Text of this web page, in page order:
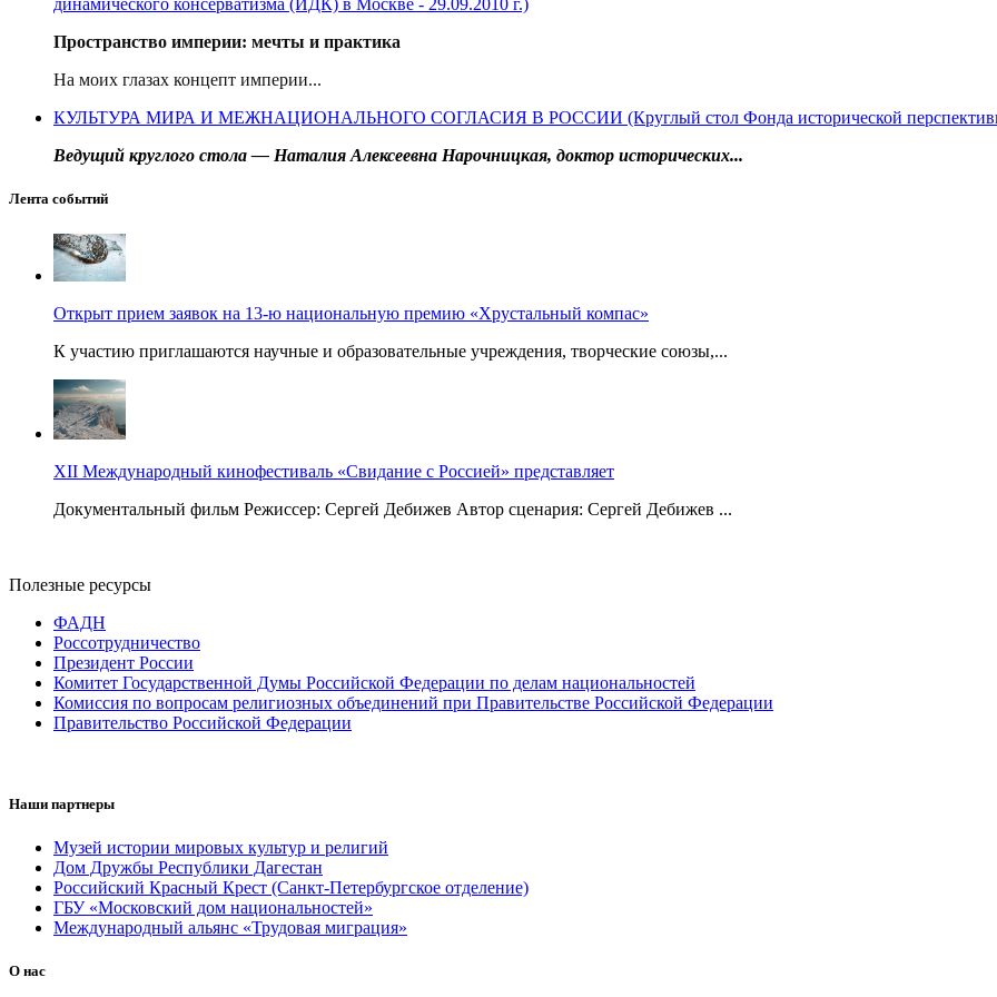
динамического консерватизма (ИДК) в Москве - 29.09.2010 г.)
Пространство империи: мечты и практика
На моих глазах концепт империи...
КУЛЬТУРА МИРА И МЕЖНАЦИОНАЛЬНОГО СОГЛАСИЯ В РОССИИ (Круглый стол Фонда исторической
Ведущий круглого стола — Наталия Алексеевна Нарочницкая, доктор исторических...
Лента событий
Открыт прием заявок на 13-ю национальную премию «Хрустальный компас»
К участию приглашаются научные и образовательные учреждения, творческие союзы,...
XII Международный кинофестиваль «Свидание с Россией» представляет
Документальный фильм Режиссер: Сергей Дебижев Автор сценария: Сергей Дебижев ...
Полезные ресурсы
ФАДН
Россотрудничество
Президент России
Комитет Государственной Думы Российской Федерации по делам национальностей
Комиссия по вопросам религиозных объединений при Правительстве Российской Федерации
Правительство Российской Федерации
Наши партнеры
Музей истории мировых культур и религий
Дом Дружбы Республики Дагестан
Российский Красный Крест (Санкт-Петербургское отделение)
ГБУ «Московский дом национальностей»
Международный альянс «Трудовая миграция»
О нас